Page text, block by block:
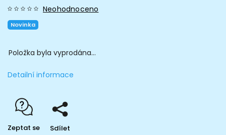
Novinka
Neohodnoceno
Položka byla vyprodána…
Detailní informace
Zeptat se Sdílet